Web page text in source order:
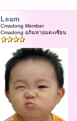
Leam
Cmadong Member
Cmadong อภิมหาอมตะเซียน